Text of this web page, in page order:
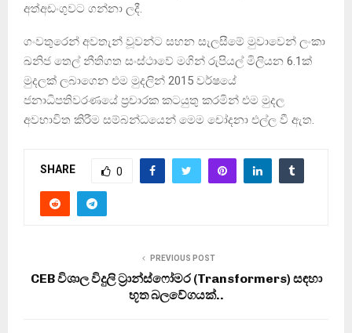
අත්අඩංගුවට ගන්නා ලදී.
ගංවතුරෙන් අවතැන් වූවන්ට සහන සැලසීමේ මුවාවෙන් ලංකා
ඛනිජ තෙල් නීතිගත සංස්ථාවේ මගින් රුපියල් මිලියන 6.1ක්
මුදලක් ලබාගෙන එම මුදලින් 2015 වර්ෂයේ
ජනාධිපතිවරණයේ ප්‍රචාරක කටයුතු කරමින් එම මුදල
අවභාවිත කිරීම සම්බන්ධයෙන් මෙම චෝදනා එල්ල වී ඇත.
SHARE 0
PREVIOUS POST
CEB විශාල විදුලි ට්‍රාන්ස්ෆෝමර (Transformers) සඳහා
භූත බලවේගයක්..